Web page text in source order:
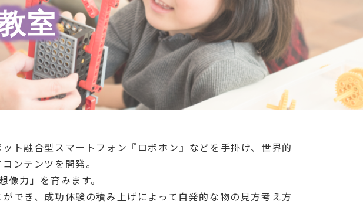
室
ト融合型スマートフォン『ロボホン』などを手掛け、世界的
ンテンツを開発。
力」を育みます。
でき、成功体験の積み上げによって自発的な物の見方考え方